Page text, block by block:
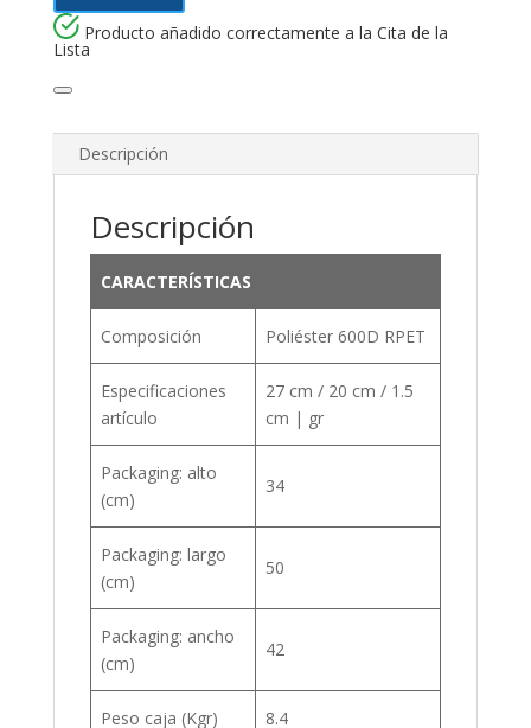
Producto añadido correctamente a la Cita de la
Lista
Descripción
Descripción
CARACTERÍSTICAS
Composición Poliéster 600D RPET
Especificaciones
artículo
27 cm / 20 cm / 1.5
cm | gr
Packaging: alto
(cm)
34
Packaging: largo
(cm)
50
Packaging: ancho
(cm)
42
Peso caja (Kgr) 8.4